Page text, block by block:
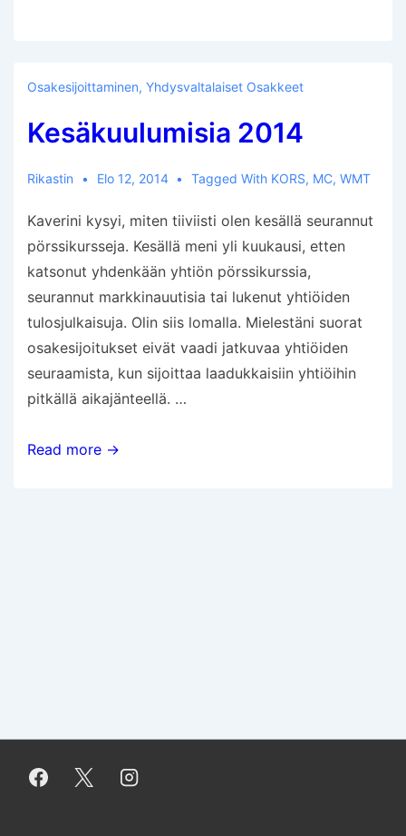
Osakesijoittaminen, Yhdysvaltalaiset Osakkeet
Kesäkuulumisia 2014
Rikastin Elo 12, 2014 Tagged With KORS, MC,WMT
Kaverini kysyi, miten tiiviisti olen kesällä seurannut
pörssikursseja. Kesällä meni yli kuukausi, etten
katsonut yhdenkään yhtiön pörssikurssia,
seurannut markkinauutisia tai lukenut yhtiöiden
tulosjulkaisuja. Olin siis lomalla. Mielestäni suorat
osakesijoitukset eivät vaadi jatkuvaa yhtiöiden
seuraamista, kun sijoittaa laadukkaisiin yhtiöihin
pitkällä aikajänteellä. …
Kesäkuulumisia
Read more →